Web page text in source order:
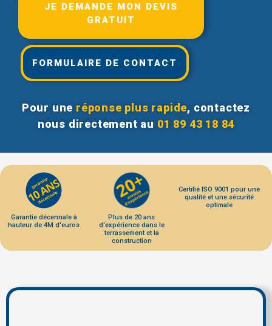
JE DEMANDE MON DEVIS
GRATUIT
FORMULAIRE DE CONTACT
Pour une réponse plus rapide, contactez
nous directement au 01 89 43 18 84
Garantie décennale à
hauteur de 4M d'euros
Plus de 20 ans
d'expérience dans le
terrassement et la
construction
Certifié ISO 9001 pour une
qualité et une sécurité
optimale